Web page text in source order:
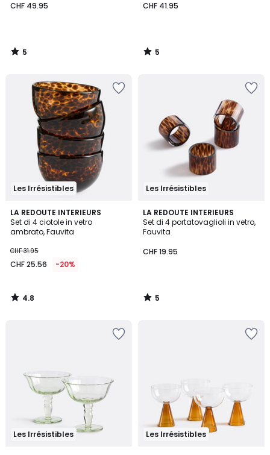
CHF 49.95
5
/
CHF 41.95
5
/
Les Irrésistibles
LA REDOUTE INTERIEURS
Set di 4 ciotole in vetro
ambrato, Fauvita
CHF 31.95
CHF 25.56 -20%
4.8
/ 5
4.8
/
Les Irrésistibles
LA REDOUTE INTERIEURS
Set di 4 portatovaglioli in vetro,
Fauvita
CHF 19.95
5
/
5
5
/
Les Irrésistibles Les Irrésistibles